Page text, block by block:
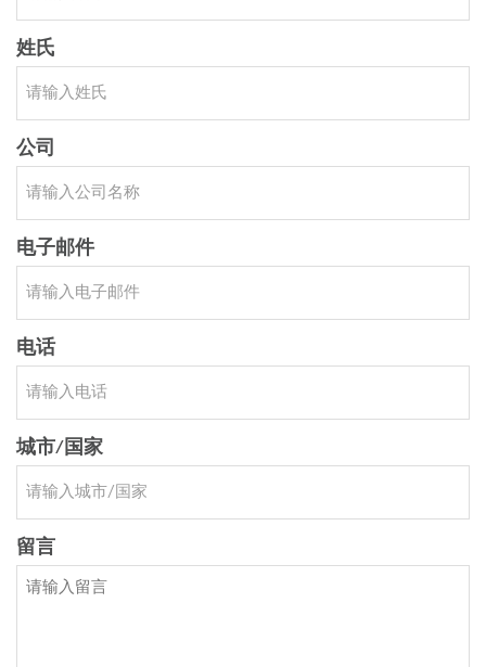
姓氏
公司
电子邮件
电话
城市/国家
留言